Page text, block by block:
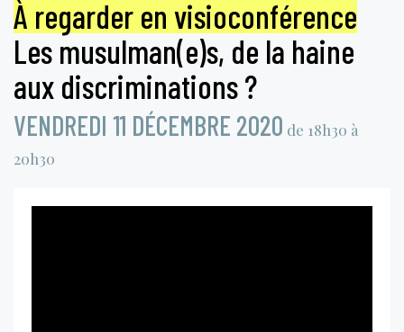
À regarder en visioconférence
Les musulman(e)s, de la haine
aux discriminations ?
VENDREDI 11 DÉCEMBRE 2020 de 18h30 à
20h30